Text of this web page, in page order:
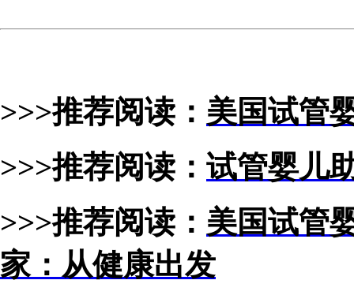
>>>推荐阅读： 美国试管
>>>推荐阅读： 试管婴儿
>>>推荐阅读： 美国试管
家：从健康出发